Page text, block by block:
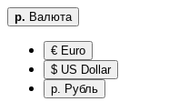
р. Валюта
€ Euro
$ US Dollar
р. Рубль